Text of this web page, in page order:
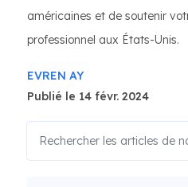
américaines et de soutenir
professionnel aux États-Unis.
EVREN AY
Publié le 14 févr. 2024